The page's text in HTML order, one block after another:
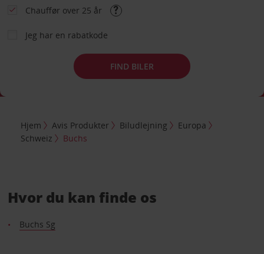
Chauffør over 25 år
Jeg har en rabatkode
FIND BILER
Hjem Avis Produkter Biludlejning
Europa
Schweiz
Buchs
Hvor du kan finde os
Buchs Sg